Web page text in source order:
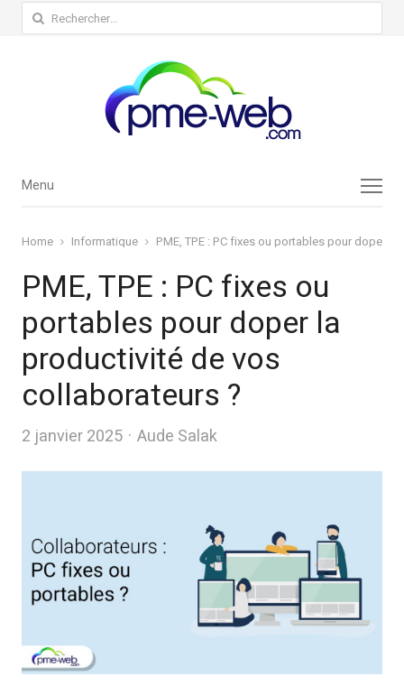
Rechercher :
Menu
Menu
Home Informatique PME, TPE : PC fixes ou portables pour doper
PME, TPE : PC fixes ou
portables pour doper la
productivité de vos
collaborateurs ?
2 janvier 2025 Author
Aude Salak